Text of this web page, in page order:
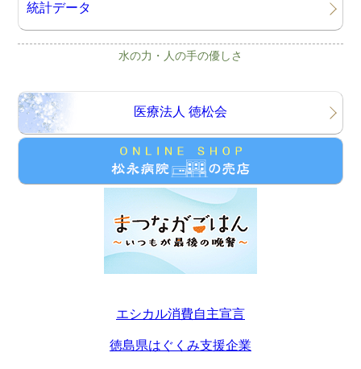
統計データ
水の力・人の手の優しさ
医療法人 徳松会
エシカル消費自主宣言
徳島県はぐくみ支援企業